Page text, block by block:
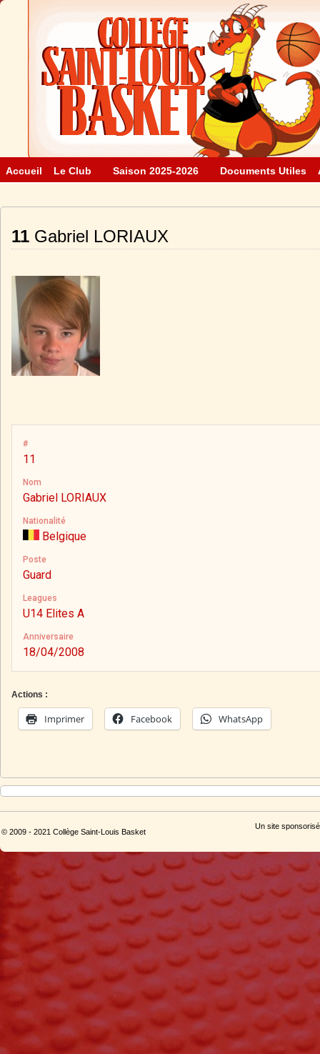
Accueil Le Club Saison 2025-2026 Documents Utiles
11 Gabriel LORIAUX
#
11
Nom
Gabriel LORIAUX
Nationalité
Belgique
Poste
Guard
Leagues
U14 Elites A
Anniversaire
18/04/2008
Actions :
Imprimer Facebook WhatsApp
© 2009 - 2021 Collège Saint-Louis Basket
Un site